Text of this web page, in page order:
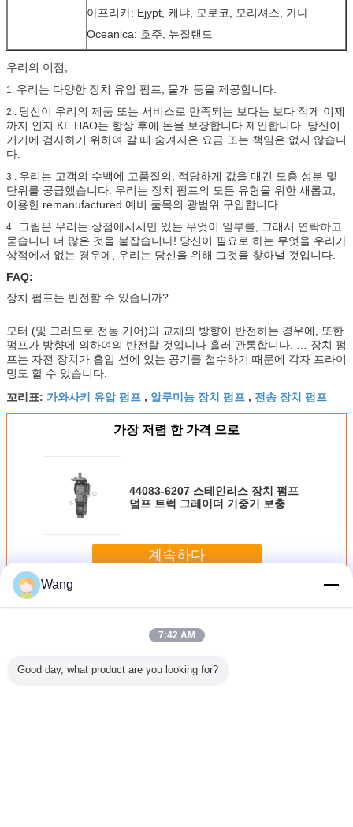
아프리카: Ejypt, 케냐, 모로코, 모리셔스, 가나
Oceanica: 호주, 뉴질랜드
우리의 이점,
1. 우리는 다양한 장치 유압 펌프, 물개 등을 제공합니다.
2 . 당신이 우리의 제품 또는 서비스로 만족되는 보다는 보다 적게 이제
까지 인지 KE HAO는 항상 후에 돈을 보장합니다 제안합니다. 당신이
거기에 검사하기 위하여 갈 때 숨겨지은 요금 또는 책임은 없지 않습니
다.
3 . 우리는 고객의 수백에 고품질의, 적당하게 값을 매긴 모충 성분 및
단위를 공급했습니다. 우리는 장치 펌프의 모든 유형을 위한 새롭고,
이용한 remanufactured 예비 품목의 광범위 구입합니다.
4 . 그림은 우리는 상점에서서만 있는 무엇이 일부를, 그래서 연락하고
묻습니다 더 많은 것을 붙잡습니다! 당신이 필요로 하는 무엇을 우리가
상점에서 없는 경우에, 우리는 당신을 위해 그것을 찾아낼 것입니다.
FAQ:
장치 펌프는 반전할 수 있습니까?
모터 (및 그러므로 전동 기어)의 교체의 방향이 반전하는 경우에, 또한
펌프가 방향에 의하여의 반전할 것입니다 흘러 관통합니다. … 장치 펌
프는 자전 장치가 흡입 선에 있는 공기를 철수하기 때문에 각자 프라이
밍도 할 수 있습니다.
꼬리표: 가와사키 유압 펌프 , 알루미늄 장치 펌프 , 전송 장치 펌프
가장 저렴 한 가격 으로
44083-6207 스테인리스 장치 펌프
덤프 트럭 그레이더 기중기 보충
계속하다
더 많은 것
Wang
7:42 AM
Good day, what product are you looking for?